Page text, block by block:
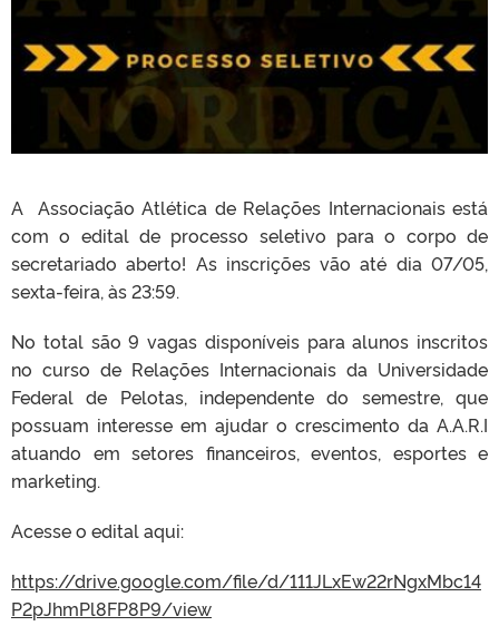
A Associação Atlética de Relações Internacionais está
com o edital de processo seletivo para o corpo de
secretariado aberto! As inscrições vão até dia 07/05,
sexta-feira, às 23:59.
No total são 9 vagas disponíveis para alunos inscritos
no curso de Relações Internacionais da Universidade
Federal de Pelotas, independente do semestre, que
possuam interesse em ajudar o crescimento da A.A.R.I
atuando em setores financeiros, eventos, esportes e
marketing.
Acesse o edital aqui:
https://drive.google.com/file/d/111JLxEw22rNgxMbc14
P2pJhmPl8FP8P9/view